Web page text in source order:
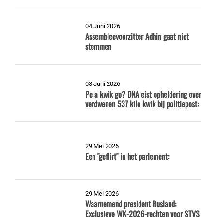
04 Juni 2026
Assembleevoorzitter Adhin gaat niet
stemmen
03 Juni 2026
Pe a kwik go? DNA eist opheldering over
verdwenen 537 kilo kwik bij politiepost:
29 Mei 2026
Een "geflirt" in het parlement:
29 Mei 2026
Waarnemend president Rusland:
Exclusieve WK-2026-rechten voor STVS